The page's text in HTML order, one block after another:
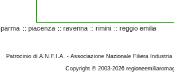
parma :: piacenza :: ravenna :: rimini :: reggio emilia
Patrocinio di A.N.F.I.A. - Associazione Nazionale Filiera
Copyright © 2003-2026